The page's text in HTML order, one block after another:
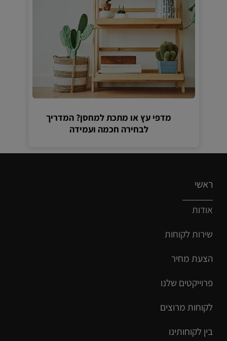
מדפי עץ או מתכת למחסן? המדריך
לבחירה חכמה ועמידה
ראשי
אודות
שירות לקוחות
הצעת מחיר
פרוייקטים שלנו
לקוחות מרוצים
בין לקוחותינו